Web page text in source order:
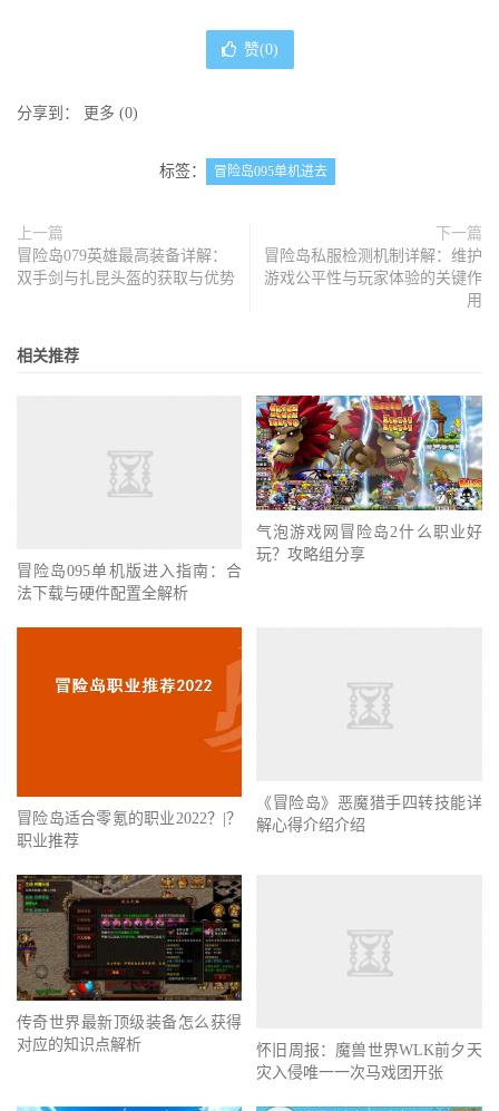
赞(0)
分享到： 更多 (0)
标签： 冒险岛095单机进去
上一篇
冒险岛079英雄最高装备详解：
双手剑与扎昆头盔的获取与优势
下一篇
冒险岛私服检测机制详解：维护
游戏公平性与玩家体验的关键作
用
相关推荐
冒险岛095单机版进入指南：合
气泡游戏网冒险岛2什么职业好
玩？攻略组分享
冒险岛适合零氪的职业2022？|？
职业推荐